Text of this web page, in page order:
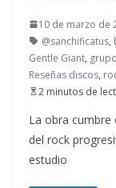
10 de marzo de
@sanchificatus,
Gentle Giant,
Reseñas discos,
2 minutos de
La obra cumbre
del rock
estudio